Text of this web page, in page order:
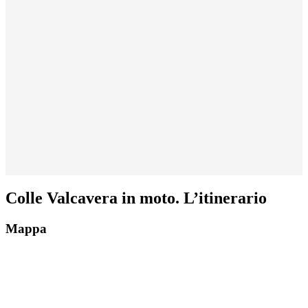
Colle Valcavera in moto. L’itinerario
Mappa